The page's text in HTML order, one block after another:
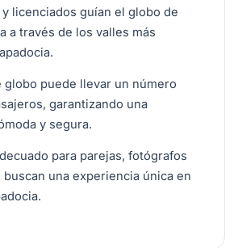
licenciados guían el globo de
a través de los valles más
globo puede llevar un número
garantizando una
y segura.
para parejas, fotógrafos
una experiencia única en